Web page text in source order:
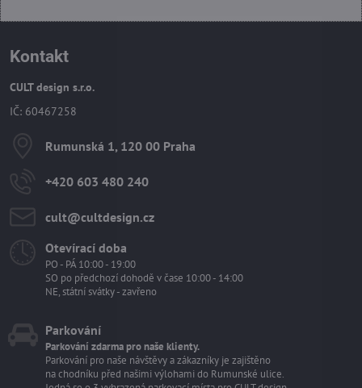
Kontakt
CULT design s.r.o.
IČ: 60467258
Rumunská 1, 120 00 Praha
+420 603 480 240
cult​@cultdesign​.cz
Otevírací doba
PO - PÁ 10:00 - 19:00
SO po předchozí dohodě v čase 10:00 - 14:00
NE, státní svátky - zavřeno
Parkování
Parkování zdarma pro naše klienty.
Parkování pro naše návštěvy a zákazníky je zajištěno
na chodníku před našimi výlohami do Rumunské ulice.